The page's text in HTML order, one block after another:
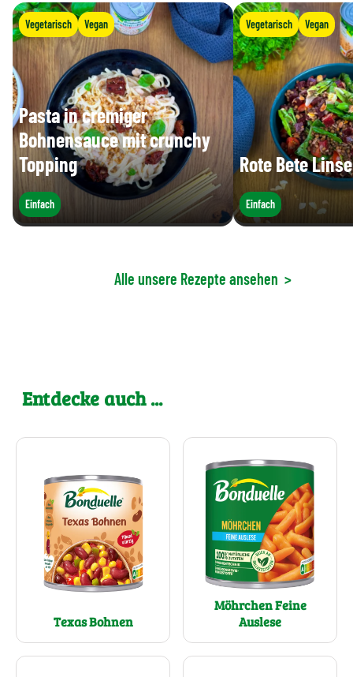
Vegetarisch Vegan
Pasta in cremiger
Bohnensauce mit crunchy
Topping
Einfach
Vegetarisch Vegan
Rote Bete
Einfach
Alle unsere Rezepte ansehen >
Entdecke auch ...
Texas Bohnen
Möhrchen Feine
Auslese